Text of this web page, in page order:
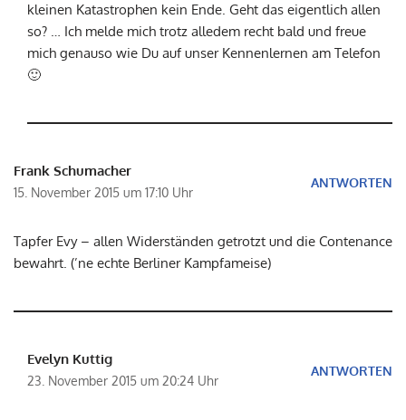
kleinen Katastrophen kein Ende. Geht das eigentlich allen
so? … Ich melde mich trotz alledem recht bald und freue
mich genauso wie Du auf unser Kennenlernen am Telefon
🙂
Frank Schumacher
15. November 2015 um 17:10 Uhr
ANTWORTEN
Tapfer Evy – allen Widerständen getrotzt und die Contenance
bewahrt. (’ne echte Berliner Kampfameise)
Evelyn Kuttig
23. November 2015 um 20:24 Uhr
ANTWORTEN